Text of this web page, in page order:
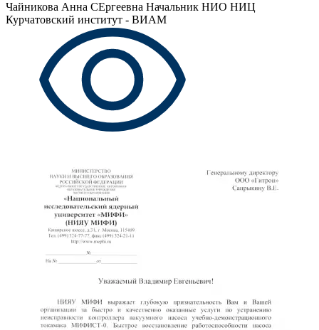
Чайникова Анна СЕргеевна Начальник НИО НИЦ
Курчатовский институт - ВИАМ